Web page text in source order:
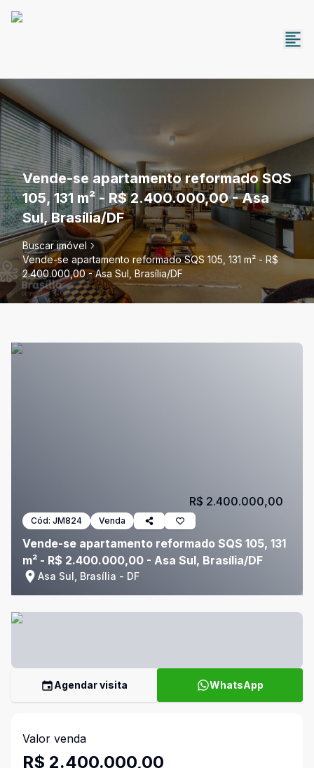
Vende-se apartamento reformado SQS
105, 131 m² - R$ 2.400.000,00 - Asa
Sul, Brasília/DF
Buscar imóvel
Vende-se apartamento reformado SQS 105, 131 m² - R$
2.400.000,00 - Asa Sul, Brasília/DF
Cód: JM824 Venda
Vende-se apartamento reformado SQS 105, 131
m² - R$ 2.400.000,00 - Asa Sul, Brasília/DF
Asa Sul, Brasília - DF
R$ 2.400.000,00
Agendar visita WhatsApp
Valor venda
R$ 2.400.000,00